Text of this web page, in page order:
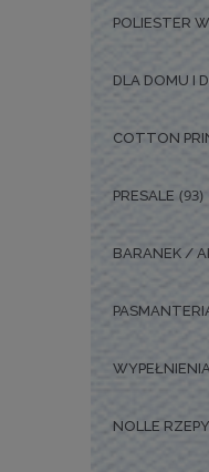
POLIESTER
DLA DOMU I
COTTON
PRESALE (93)
BARANEK /
NOLLE RZEPY